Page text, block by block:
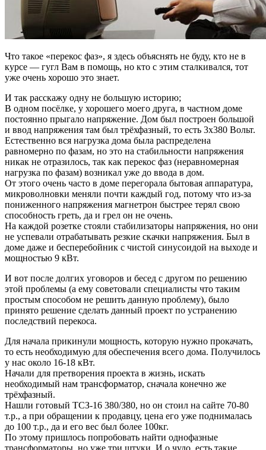
Что такое «перекос фаз», я здесь объяснять не буду, кто не в
курсе — гугл Вам в помощь, но кто с этим сталкивался, тот
уже очень хорошо это знает.
И так расскажу одну не большую историю;
В одном посёлке, у хорошего моего друга, в частном доме
постоянно прыгало напряжение. Дом был построен большой
и ввод напряжения там был трёхфазный, то есть 3х380 Вольт.
Естественно вся нагрузка дома была распределена
равномерно по фазам, но это на стабильности напряжения
никак не отразилось, так как перекос фаз (неравномерная
нагрузка по фазам) возникал уже до ввода в дом.
От этого очень часто в доме перегорала бытовая аппаратура,
микроволновки меняли почти каждый год, потому что из-за
пониженного напряжения магнетрон быстрее терял свою
способность греть, да и грел он не очень.
На каждой розетке стояли стабилизаторы напряжения, но они
не успевали отрабатывать резкие скачки напряжения. Был в
доме даже и бесперебойник с чистой синусоидой на выходе и
мощностью 9 кВт.
И вот после долгих уговоров и бесед с другом по решению
этой проблемы (а ему советовали специалисты что таким
простым способом не решить данную проблему), было
принято решение сделать данный проект по устранению
последствий перекоса.
Для начала прикинули мощность, которую нужно прокачать,
то есть необходимую для обеспечения всего дома. Получилось
у нас около 16-18 кВт.
Начали для претворения проекта в жизнь, искать
необходимый нам трансформатор, сначала конечно же
трёхфазный.
Нашли готовый ТСЗ-16 380/380, но он стоил на сайте 70-80
т.р., а при обращении к продавцу, цена его уже поднималась
до 100 т.р., да и его вес был более 100кг.
По этому пришлось попробовать найти однофазные